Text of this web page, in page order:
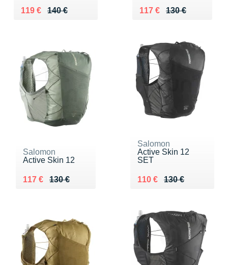
140 €
Au lieu de 140 €
119 €
Vendu 119 € 130 €
Au lieu de 130 €
117 €
Vendu 117 €
Salomon
Active Skin 12
130 €
Au lieu de 130 €
117 €
Vendu 117 €
Salomon
Active Skin 12
SET
130 €
Au lieu de 130 €
110 €
Vendu 110 €